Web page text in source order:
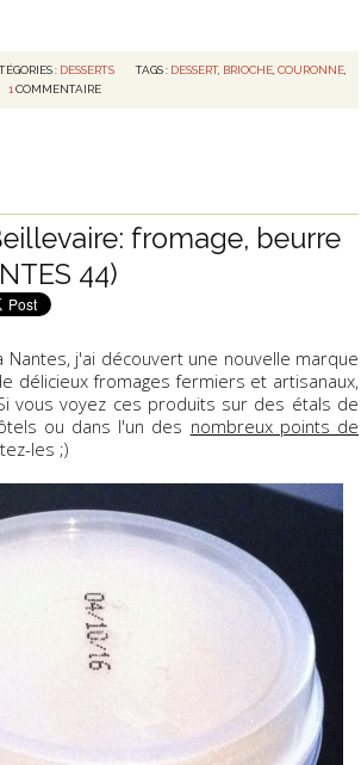
: DESSERTS TAGS : DESSERT, BRIOCHE ,COURONNE
1 COMMENTAIRE
fromage, beurre
44)
Nantes, j'ai découvert une nouvelle marque
délicieux fromages fermiers et artisanaux,
vous voyez ces produits sur des étals de
ou dans l'un des nombreux points de
les ;)